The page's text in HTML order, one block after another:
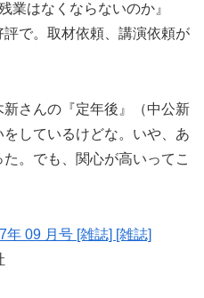
業はなくならないのか』
評で。取材依頼、講演依頼が
新さんの『定年後』（中公新
しているけどな。いや、あ
。でも、関心が高いってこ
年 09 月号 [雑誌] [雑誌]